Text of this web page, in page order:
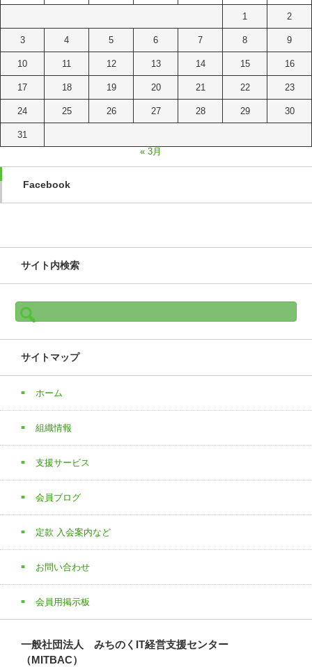
1 2
3 4 5 6 7 8 9
10 11 12 13 14 15 16
17 18 19 20 21 22 23
24 25 26 27 28 29 30
31
« 3月
Facebook
サイト内検索
検
索:
サイトマップ
ホーム
組織情報
支援サービス
会員ブログ
定款 入会案内など
お問い合わせ
会員用掲示板
一般社団法人 みちのくIT経営支援センター
（MITBAC）